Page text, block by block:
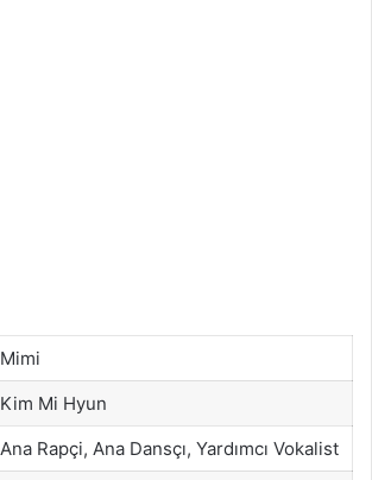
Mimi
Kim Mi Hyun
Ana Rapçi, Ana Dansçı, Yardımcı Vokalist